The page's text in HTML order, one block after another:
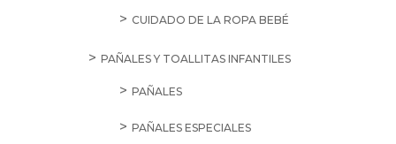
CUIDADO DE LA ROPA BEBÉ
PAÑALES Y TOALLITAS INFANTILES
PAÑALES
PAÑALES ESPECIALES